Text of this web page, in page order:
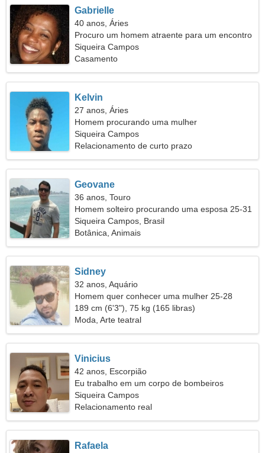
Gabrielle
40 anos, Áries
Procuro um homem atraente para um encontro
Siqueira Campos
Casamento
Kelvin
27 anos, Áries
Homem procurando uma mulher
Siqueira Campos
Relacionamento de curto prazo
Geovane
36 anos, Touro
Homem solteiro procurando uma esposa 25-31
Siqueira Campos, Brasil
Botânica, Animais
Sidney
32 anos, Aquário
Homem quer conhecer uma mulher 25-28
189 cm (6'3"), 75 kg (165 libras)
Moda, Arte teatral
Vinicius
42 anos, Escorpião
Eu trabalho em um corpo de bombeiros
procurando uma mulher enérgica
Siqueira Campos
Relacionamento real
Rafaela